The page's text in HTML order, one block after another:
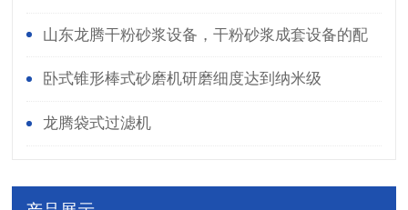
山东龙腾干粉砂浆设备，干粉砂浆成套设备的配
置 卧式锥形棒式砂磨机研磨细度达到纳米级
龙腾袋式过滤机